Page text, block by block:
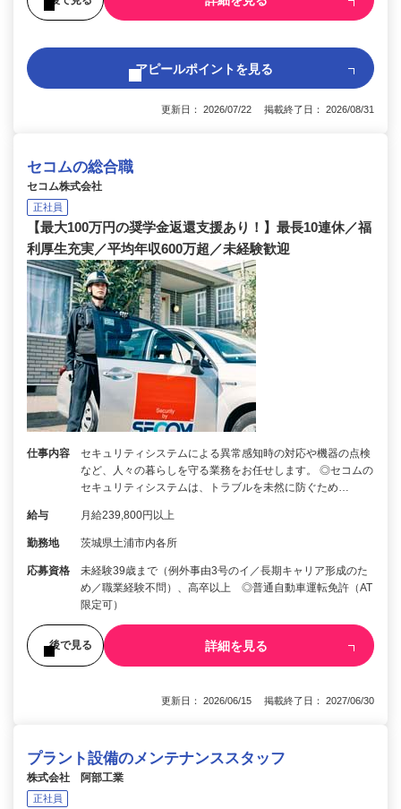
アピールポイントを見る
更新日： 2026/07/22 掲載終了日： 2026/08/31
セコムの総合職
セコム株式会社
正社員
【最大100万円の奨学金返還支援あり！】最長10連休／福
利厚生充実／平均年収600万超／未経験歓迎
仕事内容
セキュリティシステムによる異常感知時の対応や機器の点検
など、人々の暮らしを守る業務をお任せします。 ◎セコムの
セキュリティシステムは、トラブルを未然に防ぐため…
給与 月給239,800円以上
勤務地 茨城県土浦市内各所
応募資格
未経験39歳まで（例外事由3号のイ／長期キャリア形成のた
め／職業経験不問）、高卒以上 ◎普通自動車運転免許（AT
限定可）
後で見る 詳細を見る
更新日： 2026/06/15 掲載終了日： 2027/06/30
プラント設備のメンテナンススタッフ
株式会社 阿部工業
正社員